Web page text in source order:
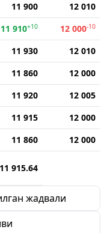
11 900
12 010
11 910+10 12 000-10
11 930
12 010
11 860
12 000
11 920
12 005
11 915
12 000
11 860
12 000
11 915.64
жадвали